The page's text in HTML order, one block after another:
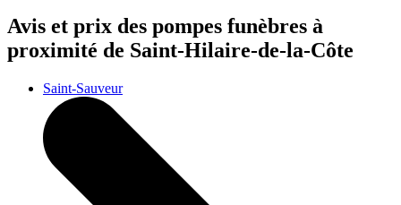
Avis et prix des pompes funèbres à
proximité de Saint-Hilaire-de-la-Côte
Saint-Sauveur